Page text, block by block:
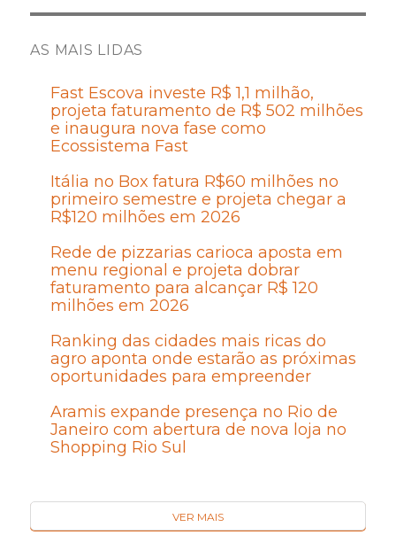
AS MAIS LIDAS
Fast Escova investe R$ 1,1 milhão,
projeta faturamento de R$ 502 milhões
e inaugura nova fase como
Ecossistema Fast
Itália no Box fatura R$60 milhões no
primeiro semestre e projeta chegar a
R$120 milhões em 2026
Rede de pizzarias carioca aposta em
menu regional e projeta dobrar
faturamento para alcançar R$ 120
milhões em 2026
Ranking das cidades mais ricas do
agro aponta onde estarão as próximas
oportunidades para empreender
Aramis expande presença no Rio de
Janeiro com abertura de nova loja no
Shopping Rio Sul
VER MAIS